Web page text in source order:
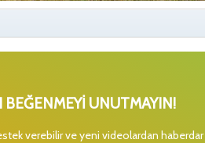
UNUTMAYIN!
verebilir ve yeni videolardan haberdar